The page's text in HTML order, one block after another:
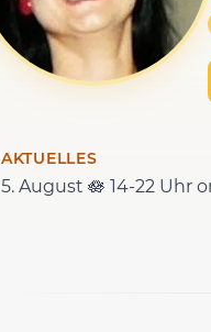
AKTUELLES
5. August 🪷 14-22 Uhr